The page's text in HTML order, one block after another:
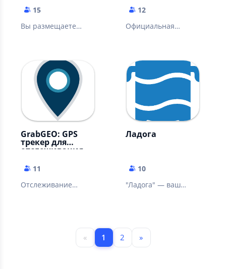
15
Вы размещаете
его пытаются найти
12
Официальная
DiDi. Самостоятельное
подключение.
GrabGEO: GPS
трекер для
отслеживания
11
Отслеживание
Ладога
10
"Ладога" — ваш
области.
« 1 2 »